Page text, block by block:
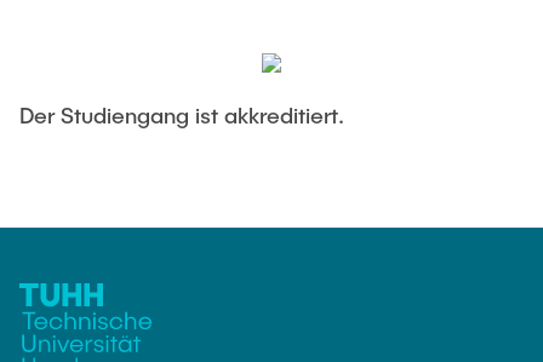
Der Studiengang ist akkreditiert.